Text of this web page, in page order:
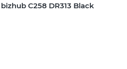
C258 DR313 Black